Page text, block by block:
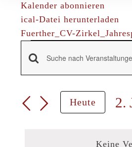
Kalender abonnieren
ical-Datei herunterladen
Fuerther_CV-
für
Keine
Suche
und
Ansichten,
Bitte
Schlüsselwort
Suche
Heute
2.